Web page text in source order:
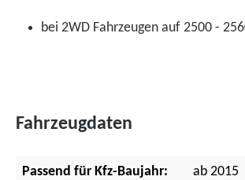
bei 2WD Fahrzeugen auf 2500 -
Fahrzeugdaten
Passend für Kfz-Baujahr: ab 2015